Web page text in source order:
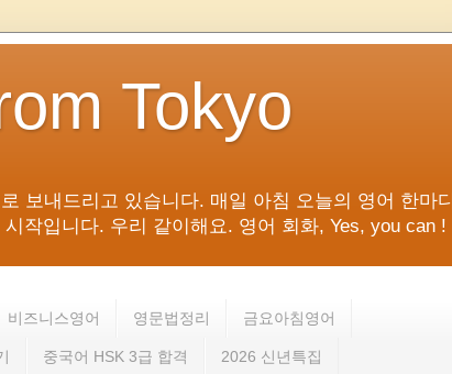
Tokyo
보내드리고 있습니다. 매일 아침 오늘의 영어 한마디
작입니다. 우리 같이해요. 영어 회화, Yes, you can !
비즈니스영어 영문법정리 금요아침영어
중국어 HSK 3급 합격 2026 신년특집